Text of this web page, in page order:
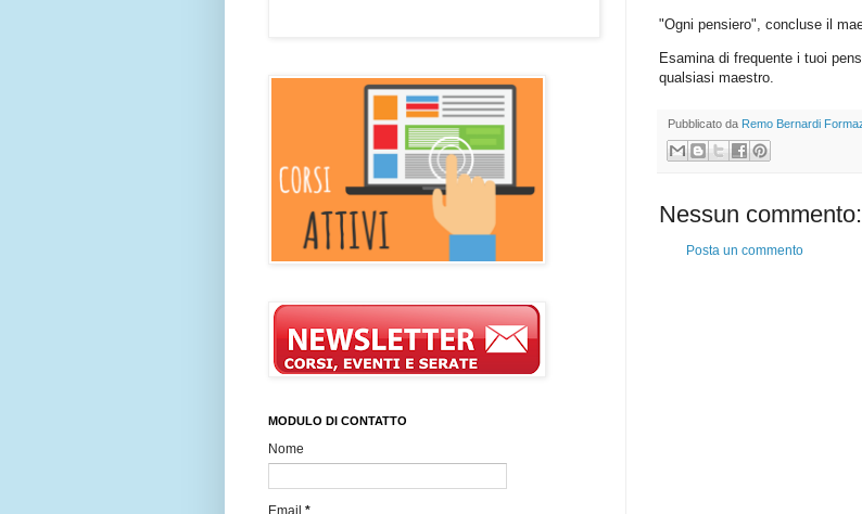
"Ogni pensiero", concluse il
Esamina di frequente i tuoi
qualsiasi maestro.
Pubblicato da Remo Bernardi
Nessun commento:
Posta un commento
MODULO DI CONTATTO
Nome
Email *